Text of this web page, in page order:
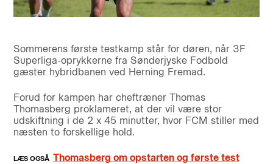
Sommerens første testkamp står for døren, når 3F
Superliga-oprykkerne fra Sønderjyske Fodbold
gæster hybridbanen ved Herning Fremad.
Forud for kampen har cheftræner Thomas
Thomasberg proklameret, at der vil være stor
udskiftning i de 2 x 45 minutter, hvor FCM stiller med
næsten to forskellige hold.
Thomasberg om opstarten og første test